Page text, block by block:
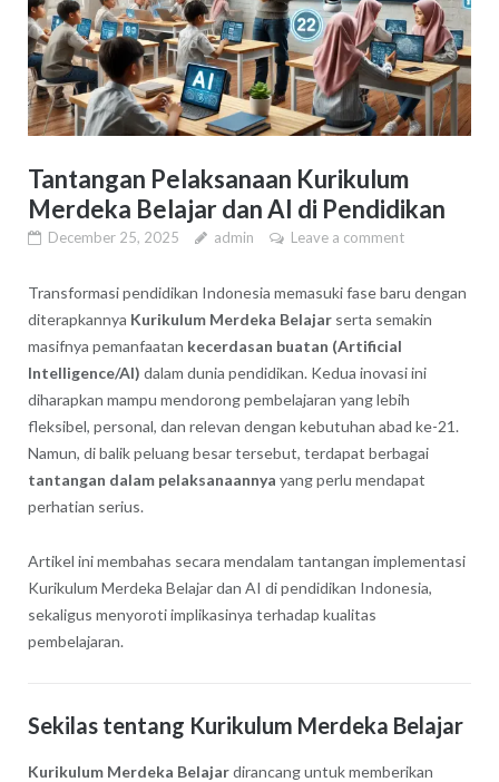
Tantangan Pelaksanaan Kurikulum
Merdeka Belajar dan AI di Pendidikan
December 25, 2025 admin Leave a comment
Transformasi pendidikan Indonesia memasuki fase baru dengan
diterapkannya Kurikulum Merdeka Belajarserta semakin
masifnya pemanfaatan kecerdasan buatan (Artificial
Intelligence/AI) dalam dunia pendidikan. Kedua inovasi ini
diharapkan mampu mendorong pembelajaran yang lebih
fleksibel, personal, dan relevan dengan kebutuhan abad ke-21.
Namun, di balik peluang besar tersebut, terdapat berbagai
tantangan dalam pelaksanaannya yang perlu mendapat
perhatian serius.
Artikel ini membahas secara mendalam tantangan implementasi
Kurikulum Merdeka Belajar dan AI di pendidikan Indonesia,
sekaligus menyoroti implikasinya terhadap kualitas
pembelajaran.
Sekilas tentang Kurikulum Merdeka Belajar
Kurikulum Merdeka Belajardirancang untuk memberikan